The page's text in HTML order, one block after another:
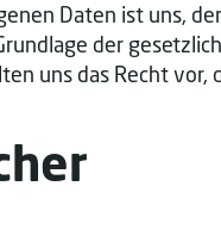
Daten ist uns,
der
uns das Recht